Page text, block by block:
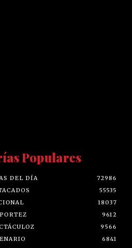
Populares
DEL DÍA
72986
55535
18037
9612
9566
6841